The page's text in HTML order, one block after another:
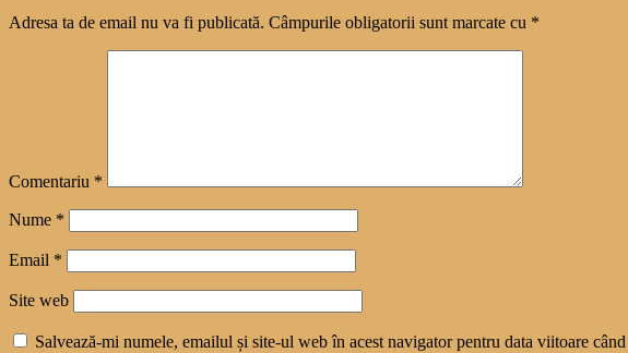
Adresa ta de email nu va fi publicată. Câmpurile obligatorii sunt marcate cu *
Comentariu *
Nume *
Email *
Site web
Salvează-mi numele, emailul și site-ul web în acest navigator pentru data viitoare când